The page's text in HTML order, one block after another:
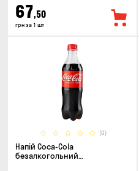
67,50
грн за 1 шт
(0)
Напій Coca-Cola
безалкогольний